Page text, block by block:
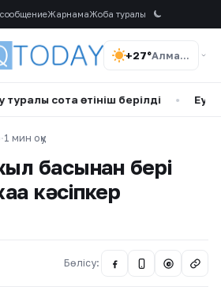
ЖарнамаЖоба туралы
+27° Алматы
өтініш берілді • Еуропадағы
·1 мин оқу
басынан бері
кәсіпкер
Бөлісу: @